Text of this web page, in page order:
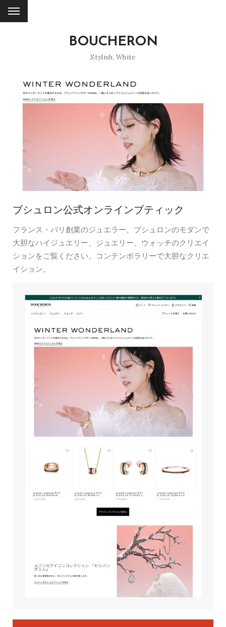
BOUCHERON
Stylish,White
ブシュロン公式オンラインブティック
フランス・パリ創業のジュエラー、ブシュロンのモダンで
大胆なハイジュエリー、ジュエリー、ウォッチのクリエイ
ションをご覧ください。コンテンポラリーで大胆なクリエ
イション。